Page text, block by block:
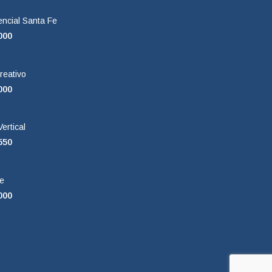
Santa Fe